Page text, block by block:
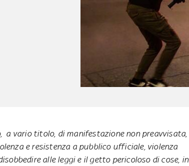
a vario titolo, di manifestazione non preavvisata,
e resistenza a pubblico ufficiale, violenza
alle leggi e il getto pericoloso di cose, in